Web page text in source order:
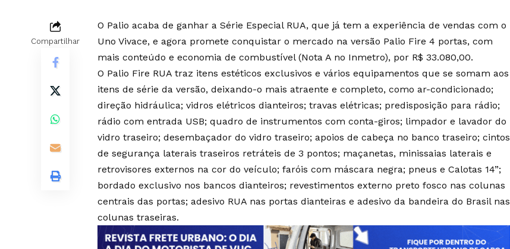
Compartilhar
O Palio acaba de ganhar a Série Especial RUA, que já tem a experiência de vendas com o
Uno Vivace, e agora promete conquistar o mercado na versão Palio Fire 4 portas, com
mais conteúdo e economia de combustível (Nota A no Inmetro), por R$ 33.080,00.
O Palio Fire RUA traz itens estéticos exclusivos e vários equipamentos que se somam aos
itens de série da versão, deixando-o mais atraente e completo, como ar-condicionado;
direção hidráulica; vidros elétricos dianteiros; travas elétricas; predisposição para rádio;
rádio com entrada USB; quadro de instrumentos com conta-giros; limpador e lavador do
vidro traseiro; desembaçador do vidro traseiro; apoios de cabeça no banco traseiro; cintos
de segurança laterais traseiros retráteis de 3 pontos; maçanetas, minissaias laterais e
retrovisores externos na cor do veículo; faróis com máscara negra; pneus e Calotas 14”;
bordado exclusivo nos bancos dianteiros; revestimentos externo preto fosco nas colunas
centrais das portas; adesivo RUA nas portas dianteiras e adesivo da bandeira do Brasil nas
colunas traseiras.